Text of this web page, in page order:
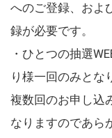
へのご登録、およ
録が必要です。
・ひとつの抽選
り様一回のみとな
複数回のお申し込
なりますのであら